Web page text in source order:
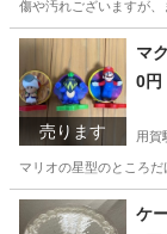
傷や汚れございますが
東京 世田谷区
売ります
マ
0円
用賀
マリオの星型のところ
東京 世田谷区 ケ